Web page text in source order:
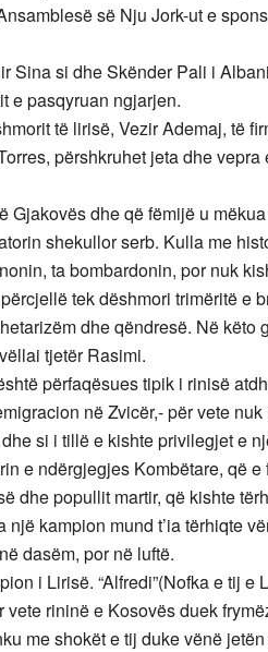
së Nju Jork-ut e
Sina si dhe Skënder Pali i
e pasqyruan ngjarjen.
të lirisë, Vezir Ademaj, të
përshkruhet jeta dhe
Gjakovës dhe që fëmijë u
shekullor serb. Kulla me
ta bombardonin, por nuk
tek dëshmori trimëritë e
dhe qëndresë. Në këto
tjetër Rasimi.
përfaqësues tipik i rinisë
në Zvicër,- për vete
si i tillë e kishte privilegjet e
e ndërgjegjes Kombëtare, që
dhe popullit martir, që kishte
kampion mund t’ia tërhiqte
dasëm, por në luftë.
i Lirisë. “Alfredi”(Nofka e tij e
rininë e Kosovës duek
me shokët e tij duke vënë